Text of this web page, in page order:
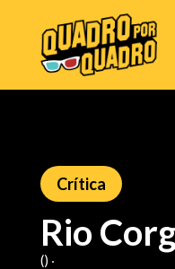
Crítica
Rio
() ‧